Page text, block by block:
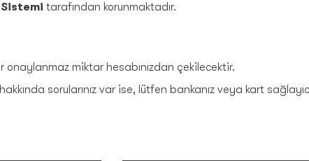
tarafından korunmaktadır.
onaylanmaz miktar hesabınızdan çekilecektir.
sorularınız var ise, lütfen bankanız veya kart